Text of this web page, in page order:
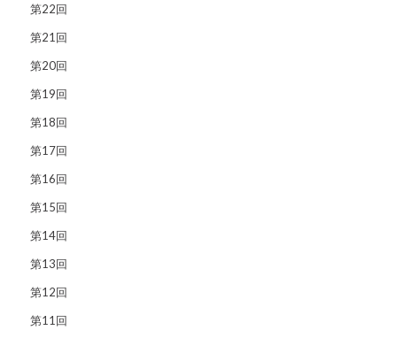
第22回
第21回
第20回
第19回
第18回
第17回
第16回
第15回
第14回
第13回
第12回
第11回